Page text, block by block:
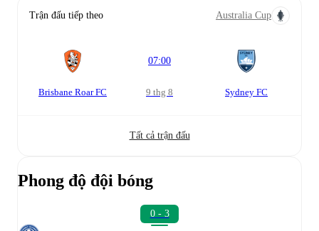
Trận đấu tiếp theo Australia Cup
Brisbane Roar FC
07:00
9 thg 8 Sydney FC
Tất cả trận đấu
Phong độ đội bóng
0 - 3